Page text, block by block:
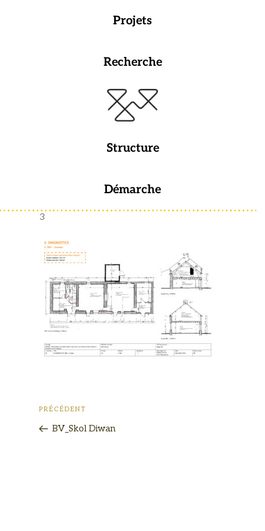
Projets
Recherche
Structure
Démarche
3
PRÉCÉDENT
BV_Skol Diwan